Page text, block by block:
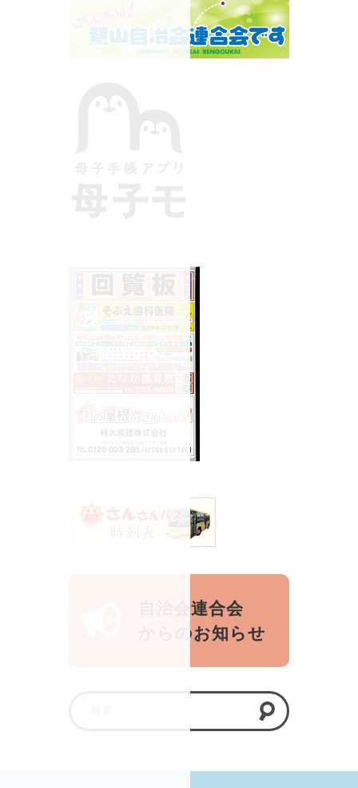
自治会連合会
からのお知らせ